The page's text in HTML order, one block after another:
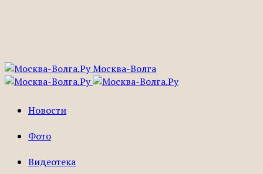
Москва-Волга
Новости
Фото
Видеотека